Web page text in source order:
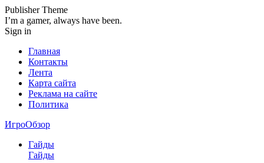
Publisher Theme
I’m a gamer, always have been.
Sign in
Главная
Контакты
Лента
Карта сайта
Реклама на сайте
Политика
ИгроОбзор
Гайды
Гайды